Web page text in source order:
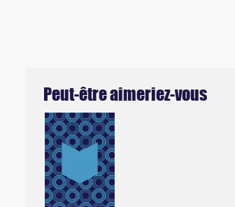
Peut-être aimeriez-vous